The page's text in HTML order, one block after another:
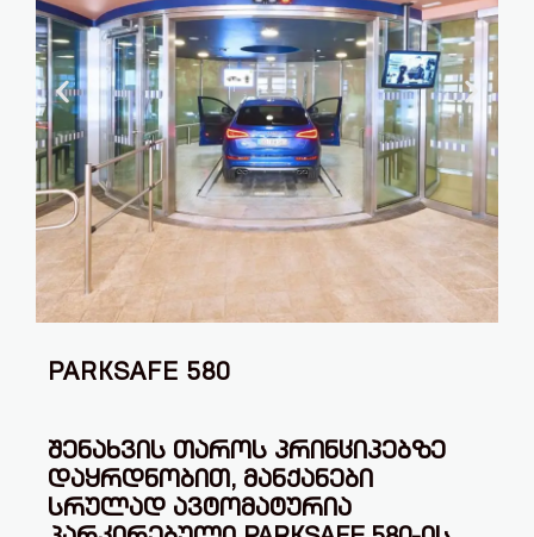
PARKSAFE 580
ᲨᲔᲜᲐᲮᲕᲘᲡ ᲗᲐᲠᲝᲡ ᲞᲠᲘᲜᲪᲘᲞᲔᲑᲖᲔ
ᲓᲐᲧᲠᲓᲜᲝᲑᲘᲗ, ᲛᲐᲜᲥᲐᲜᲔᲑᲘ
ᲡᲠᲣᲚᲐᲓ ᲐᲕᲢᲝᲛᲐᲢᲣᲠᲘᲐ